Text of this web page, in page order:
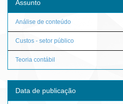
Assunto
Análise de conteúdo
Custos - setor público
Teoria contábil
Data de publicação